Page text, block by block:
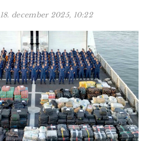
t
n
18. december 2025, 10:22